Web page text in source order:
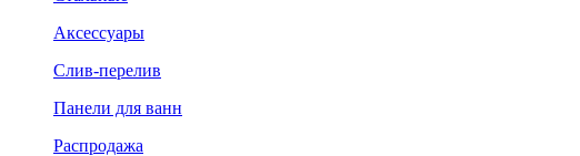
Аксессуары
Слив-перелив
Панели для ванн
Распродажа